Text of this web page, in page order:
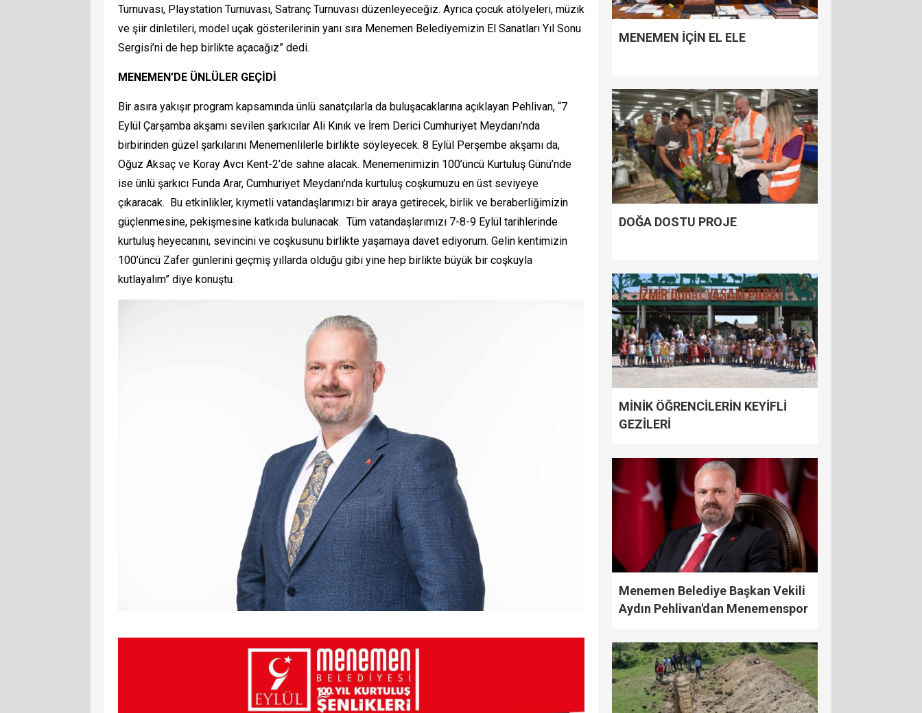
Turnuvası, Playstation Turnuvası, Satranç Turnuvası düzenleyeceğiz. Ayrıca çocuk atölyeleri, müzik
ve şiir dinletileri, model uçak gösterilerinin yanı sıra Menemen Belediyemizin El Sanatları Yıl Sonu
Sergisi’ni de hep birlikte açacağız” dedi.
MENEMEN’DE ÜNLÜLER GEÇİDİ
Bir asıra yakışır program kapsamında ünlü sanatçılarla da buluşacaklarına açıklayan Pehlivan, “7
Eylül Çarşamba akşamı sevilen şarkıcılar Ali Kınık ve İrem Derici Cumhuriyet Meydanı’nda
birbirinden güzel şarkılarını Menemenlilerle birlikte söyleyecek. 8 Eylül Perşembe akşamı da,
Oğuz Aksaç ve Koray Avcı Kent-2’de sahne alacak. Menemenimizin 100’üncü Kurtuluş Günü’nde
ise ünlü şarkıcı Funda Arar, Cumhuriyet Meydanı’nda kurtuluş coşkumuzu en üst seviyeye
çıkaracak. Bu etkinlikler, kıymetli vatandaşlarımızı bir araya getirecek, birlik ve beraberliğimizin
güçlenmesine, pekişmesine katkıda bulunacak. Tüm vatandaşlarımızı 7-8-9 Eylül tarihlerinde
kurtuluş heyecanını, sevincini ve coşkusunu birlikte yaşamaya davet ediyorum. Gelin kentimizin
100’üncü Zafer günlerini geçmiş yıllarda olduğu gibi yine hep birlikte büyük bir coşkuyla
kutlayalım” diye konuştu.
MENEMEN İÇİN EL ELE
DOĞA DOSTU PROJE
MİNİK ÖĞRENCİLERİN KEYİFLİ
GEZİLERİ
Menemen Belediye Başkan Vekili
Aydın Pehlivan'dan Menemenspor